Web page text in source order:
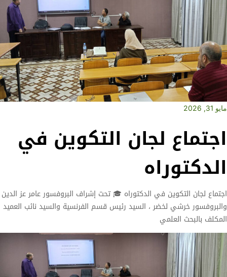
مايو 31, 2026
اجتماع لجان التكوين في
الدكتوراه
اجتماع لجان التكوين في الدكتوراه 🎓 تحت إشراف البروفسور عامر عز الدين
والبروفسور خرشي لخضر ، السيد رئيس قسم الفرنسية والسيد نائب العميد
المكلف بالبحث العلمي